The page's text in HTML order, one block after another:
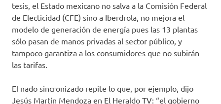
tesis, el Estado mexicano no salva a la Comisión Federal
de Electicidad (CFE) sino a Iberdrola, no mejora el
modelo de generación de energía pues las 13 plantas
sólo pasan de manos privadas al sector público, y
tampoco garantiza a los consumidores que no subirán
las tarifas.
El nado sincronizado repite lo que, por ejemplo, dijo
Jesús Martín Mendoza en El Heraldo TV: “el gobierno